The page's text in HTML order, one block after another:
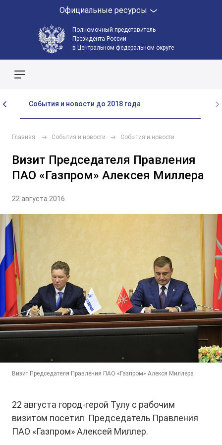
Полномочный представитель
Президента России
в Центральном федеральном округе
Официальные ресурсы
События и новости до 2018 года
Главная События и новости События и новости
Визит Председателя Правления
ПАО «Газпром» Алексея Миллера
22 августа 2016
Визит Председателя Правления ПАО «Газпром» Алекся Миллера
22 августа город-герой Тулу с рабочим
визитом посетил Председатель Правления
ПАО «Газпром» Алексей Миллер.